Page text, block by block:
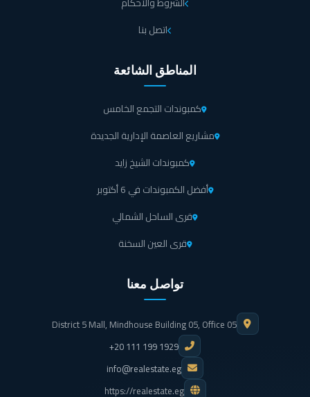
اتصل بنا
المناطق الشائعة
كمبوندات التجمع الخامس
مشاريع العاصمة الإدارية الجديدة
كمبوندات الشيخ زايد
أفضل الكمبوندات في 6 أكتوبر
قرى الساحل الشمالي
قرى العين السخنة
تواصل معنا
District 5 Mall, Mindhouse Building 05, Office 05
+20 111 199 1929
info@realestate.eg
https://realestate.eg